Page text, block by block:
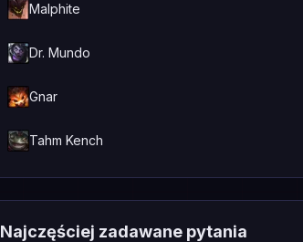
Malphite
Dr. Mundo
Gnar
Tahm Kench
Najczęściej zadawane pytania